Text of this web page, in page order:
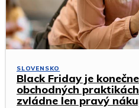
SLOVENSKO
Black Friday je
obchodných
zvládne len pravý